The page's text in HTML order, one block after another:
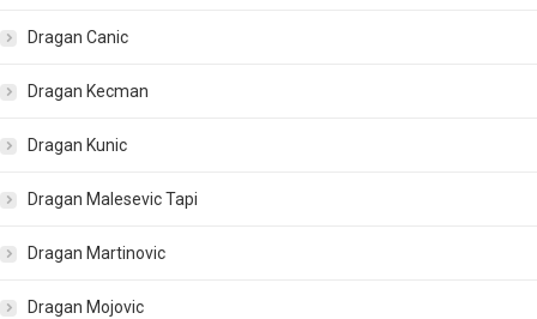
Dragan Canic
Dragan Kecman
Dragan Kunic
Dragan Malesevic Tapi
Dragan Martinovic
Dragan Mojovic